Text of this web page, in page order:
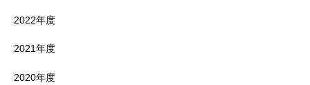
2022年度
2021年度
2020年度